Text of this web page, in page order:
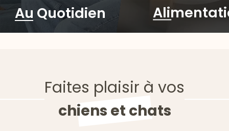
Au Quotidien
Faites plaisir à vos
chiens et chats